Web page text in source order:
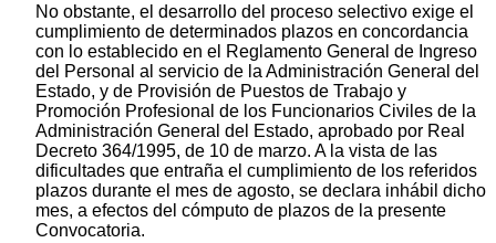
No obstante, el desarrollo del proceso selectivo exige el
cumplimiento de determinados plazos en concordancia
con lo establecido en el Reglamento General de Ingreso
del Personal al servicio de la Administración General del
Estado, y de Provisión de Puestos de Trabajo y
Promoción Profesional de los Funcionarios Civiles de la
Administración General del Estado, aprobado por Real
Decreto 364/1995, de 10 de marzo. A la vista de las
dificultades que entraña el cumplimiento de los referidos
plazos durante el mes de agosto, se declara inhábil dicho
mes, a efectos del cómputo de plazos de la presente
Convocatoria.